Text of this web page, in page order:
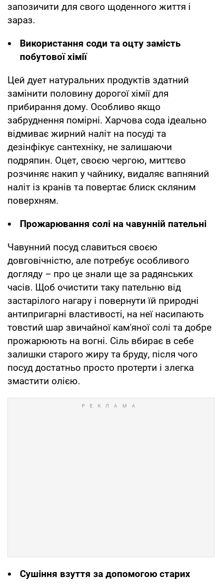
запозичити для свого щоденного життя і
зараз.
Використання соди та оцту замість
побутової хімії
Цей дует натуральних продуктів здатний
замінити половину дорогої хімії для
прибирання дому. Особливо якщо
забруднення помірні. Харчова сода ідеально
відмиває жирний наліт на посуді та
дезінфікує сантехніку, не залишаючи
подряпин. Оцет, своєю чергою, миттєво
розчиняє накип у чайнику, видаляє вапняний
наліт із кранів та повертає блиск скляним
поверхням.
Прожарювання солі на чавунній пательні
Чавунний посуд славиться своєю
довговічністю, але потребує особливого
догляду – про це знали ще за радянських
часів. Щоб очистити таку пательню від
застарілого нагару і повернути їй природні
антипригарні властивості, на неї насипають
товстий шар звичайної кам'яної солі та добре
прожарюють на вогні. Сіль вбирає в себе
залишки старого жиру та бруду, після чого
посуд достатньо просто протерти і злегка
змастити олією.
Сушіння взуття за допомогою старих